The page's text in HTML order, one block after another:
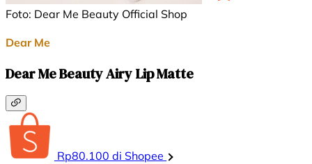
Foto: Dear Me Beauty Official Shop
Dear Me
Dear Me Beauty Airy Lip Matte
Rp80.100 di Shopee